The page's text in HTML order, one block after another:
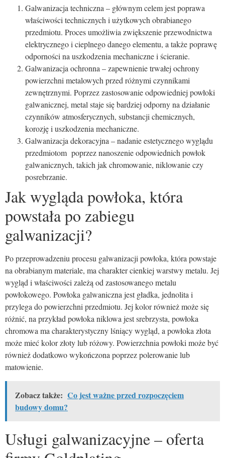
Galwanizacja techniczna – głównym celem jest poprawa
właściwości technicznych i użytkowych obrabianego
przedmiotu. Proces umożliwia zwiększenie przewodnictwa
elektrycznego i cieplnego danego elementu, a także poprawę
odporności na uszkodzenia mechaniczne i ścieranie.
Galwanizacja ochronna – zapewnienie trwałej ochrony
powierzchni metalowych przed różnymi czynnikami
zewnętrznymi. Poprzez zastosowanie odpowiedniej powłoki
galwanicznej, metal staje się bardziej odporny na działanie
czynników atmosferycznych, substancji chemicznych,
korozję i uszkodzenia mechaniczne.
Galwanizacja dekoracyjna – nadanie estetycznego wyglądu
przedmiotom poprzez nanoszenie odpowiednich powłok
galwanicznych, takich jak chromowanie, niklowanie czy
posrebrzanie.
Jak wygląda powłoka, która
powstała po zabiegu
galwanizacji?
Po przeprowadzeniu procesu galwanizacji powłoka, która powstaje
na obrabianym materiale, ma charakter cienkiej warstwy metalu. Jej
wygląd i właściwości zależą od zastosowanego metalu
powłokowego. Powłoka galwaniczna jest gładka, jednolita i
przylega do powierzchni przedmiotu. Jej kolor również może się
różnić, na przykład powłoka niklowa jest srebrzysta, powłoka
chromowa ma charakterystyczny lśniący wygląd, a powłoka złota
może mieć kolor złoty lub różowy. Powierzchnia powłoki może być
również dodatkowo wykończona poprzez polerowanie lub
matowienie.
Zobacz także: Co jest ważne przed rozpoczęciem
budowy domu?
Usługi galwanizacyjne – oferta